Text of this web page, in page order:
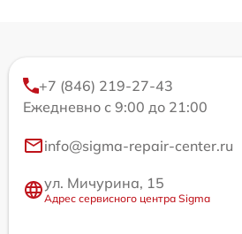
+7 (846) 219-27-43
Ежедневно с 9:00 до 21:00
info@sigma-repair-center.ru
ул. Мичурина, 15
Адрес сервисного центра Sigma